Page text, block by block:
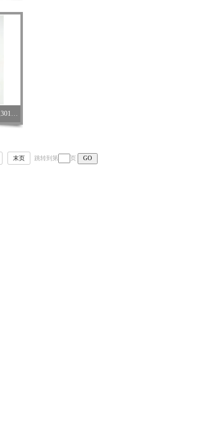
WTW德国TetraCon925电导率电极301710
末页 跳转到第 页